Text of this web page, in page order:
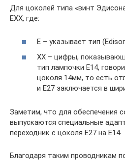
Для цоколей типа «винт
ЕХХ, где:
Е – указывает тип
ХХ – цифры,
тип лампочки E14,
цоколя 14мм, то есть
и Е27 заключается в
Заметим, что для обеспечения
выпускаются специальные
переходник с цоколя Е27 на Е14.
Благодаря таким проводникам